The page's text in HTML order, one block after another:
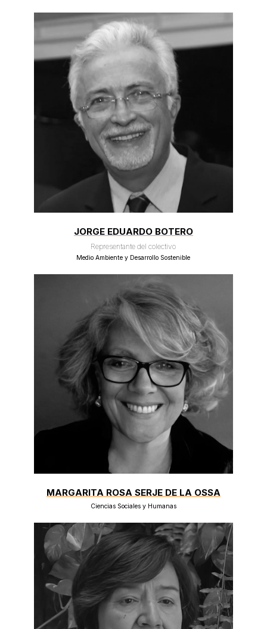
JORGE EDUARDO BOTERO
Representante del colectivo
Medio Ambiente y Desarrollo Sostenible
MARGARITA ROSA SERJE DE LA OSSA
Ciencias Sociales y Humanas